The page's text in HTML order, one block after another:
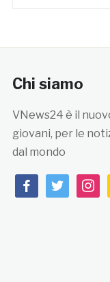
Chi siamo
VNews24 è il
giovani, per le
dal mondo
facebooktwitter